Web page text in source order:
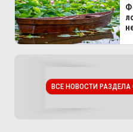
ВСЕ НОВОСТИ